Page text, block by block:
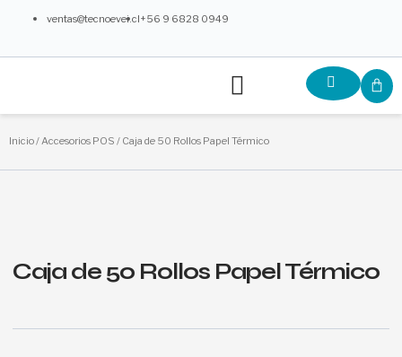
ventas@tecnoevei.cl+56 9 6828 0949
Menú
Inicio/Accesorios POS / Caja de 50 Rollos Papel Térmico
Caja de 50 Rollos Papel Térmico